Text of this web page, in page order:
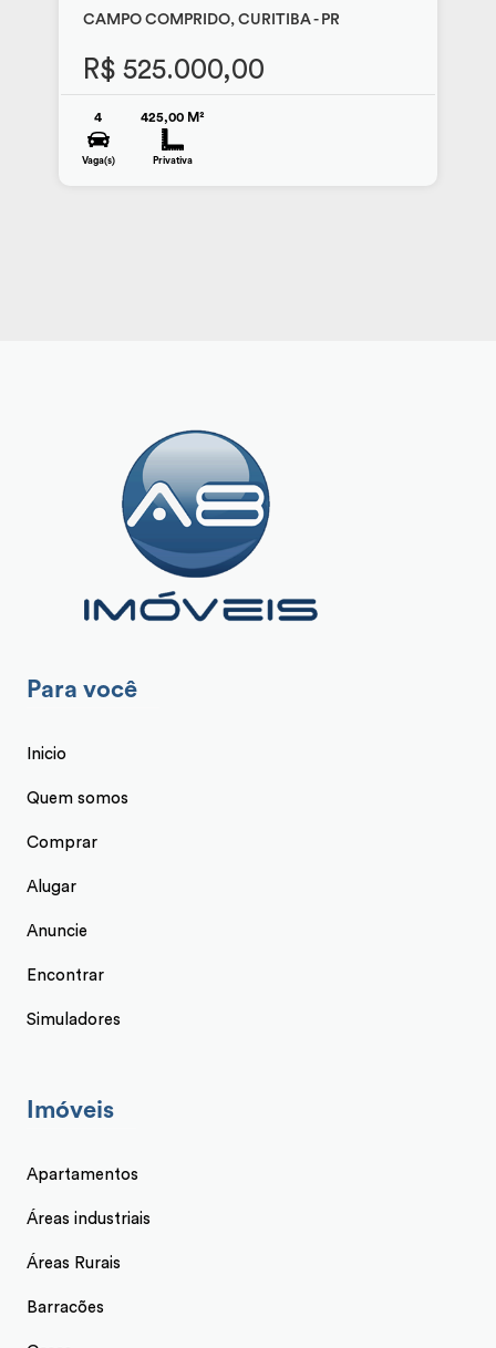
CAMPO COMPRIDO, CURITIBA - PR
R$ 525.000,00
4
Vaga(s)
425,00 M²
Privativa
Para você
Inicio
Quem somos
Comprar
Alugar
Anuncie
Encontrar
Simuladores
Imóveis
Apartamentos
Áreas industriais
Áreas Rurais
Barracões